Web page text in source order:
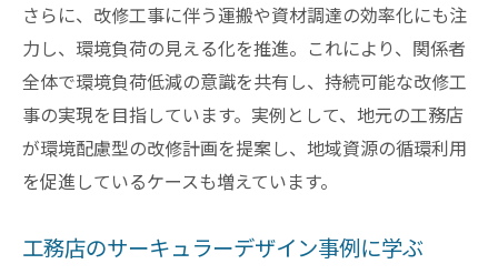
さらに、改修工事に伴う運搬や資材調達の効率化にも注
力し、環境負荷の見える化を推進。これにより、関係者
全体で環境負荷低減の意識を共有し、持続可能な改修工
事の実現を目指しています。実例として、地元の工務店
が環境配慮型の改修計画を提案し、地域資源の循環利用
を促進しているケースも増えています。
工務店のサーキュラーデザイン事例に学ぶ